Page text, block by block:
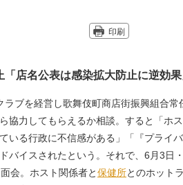
印刷
店名公表は感染拡大防止に逆効果
ブを経営し歌舞伎町商店街振興組合常
協力してもらえるか相談。すると「ホ
いる行政に不信感がある」「『プライ
バイスされたという。それで、6月3日
会。ホスト関係者と保健所とのホット